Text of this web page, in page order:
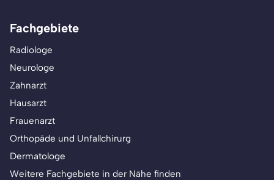
Fachgebiete
Radiologe
Neurologe
Zahnarzt
Hausarzt
Frauenarzt
Orthopäde und Unfallchirurg
Dermatologe
Weitere Fachgebiete in der Nähe finden